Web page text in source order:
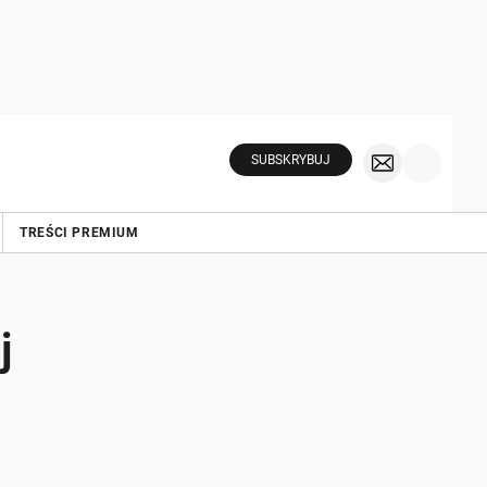
SUBSKRYBUJ
TREŚCI PREMIUM